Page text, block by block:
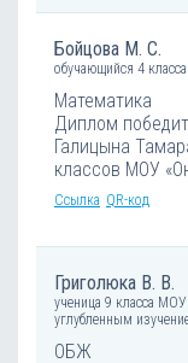
Бойцова М. С.
обучающийся 4
Математика
Диплом
Галицына
классов МОУ
Ссылка QR-код
Григолюка В. В.
ученица 9 класса
углубленным
ОБЖ